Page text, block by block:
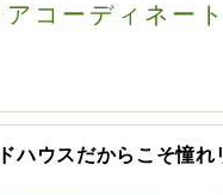
コーディネー
ハウスだからこそ憧れ